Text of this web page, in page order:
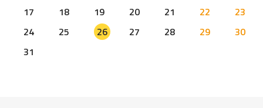
17
18 19 20 21 22
23
24
25 26 27 28 29
30
31